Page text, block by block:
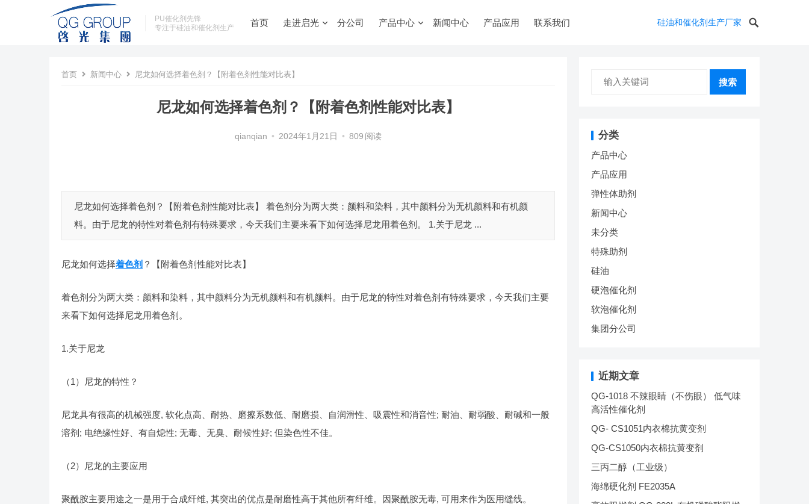
PU催化剂先锋
专注于硅油和催化剂生产
首页 走进启光 分公司 产品中心 新闻中心 产品应用 联系我们 硅油和催化剂生产厂家
首页 新闻中心 尼龙如何选择着色剂？【附着色剂性能对比表】
尼龙如何选择着色剂？【附着色剂性能对比表】
qianqian • 2024年1月21日 • 809 阅读
尼龙如何选择着色剂？【附着色剂性能对比表】 着色剂分为两大类：颜料和染料，其中颜料分为无机颜料和有机颜
料。由于尼龙的特性对着色剂有特殊要求，今天我们主要来看下如何选择尼龙用着色剂。 1.关于尼龙 ...
尼龙如何选择着色剂 ？【附着色剂性能对比表】
着色剂分为两大类：颜料和染料，其中颜料分为无机颜料和有机颜料。由于尼龙的特性对着色剂有特殊要求，今天我们主要
来看下如何选择尼龙用着色剂。
1.关于尼龙
（1）尼龙的特性？
尼龙具有很高的机械强度, 软化点高、耐热、磨擦系数低、耐磨损、自润滑性、吸震性和消音性; 耐油、耐弱酸、耐碱和一般
溶剂; 电绝缘性好、有自熄性; 无毒、无臭、耐候性好; 但染色性不佳。
（2）尼龙的主要应用
聚酰胺主要用途之一是用于合成纤维, 其突出的优点是耐磨性高于其他所有纤维。因聚酰胺无毒, 可用来作为医用缝线。
搜索
分类
产品中心
产品应用
弹性体助剂
新闻中心
未分类
特殊助剂
硅油
硬泡催化剂
软泡催化剂
集团分公司
近期文章
QG-1018 不辣眼睛（不伤眼） 低气味
高活性催化剂
QG- CS1051内衣棉抗黄变剂
QG-CS1050内衣棉抗黄变剂
三丙二醇（工业级）
海绵硬化剂 FE2035A